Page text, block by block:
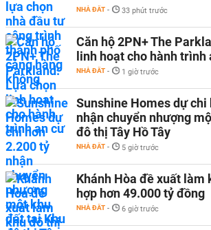
NHÀ ĐẤT - 33 phút trước
Căn hộ 2PN+ The
linh hoạt cho hành trình
NHÀ ĐẤT - 1 giờ trước
Sunshine Homes dự chi
nhận chuyển nhượng
đô thị Tây Hồ Tây
NHÀ ĐẤT - 5 giờ trước
Khánh Hòa đề xuất làm
hợp hơn 49.000 tỷ đồng
NHÀ ĐẤT - 6 giờ trước